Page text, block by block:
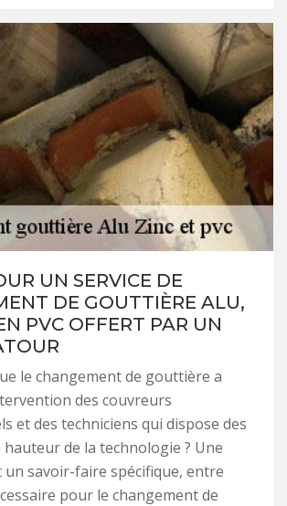
UN SERVICE DE
DE GOUTTIÈRE ALU,
PVC OFFERT PAR UN
le changement de gouttière a
des couvreurs
et des techniciens qui dispose des
hauteur de la technologie ? Une
un savoir-faire spécifique, entre
pour le changement de